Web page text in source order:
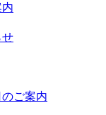
せ
ご案内